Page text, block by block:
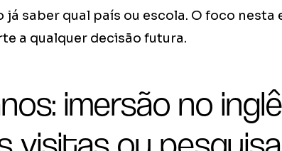
já saber qual país ou escola. O foco
a qualquer decisão futura.
imersão no